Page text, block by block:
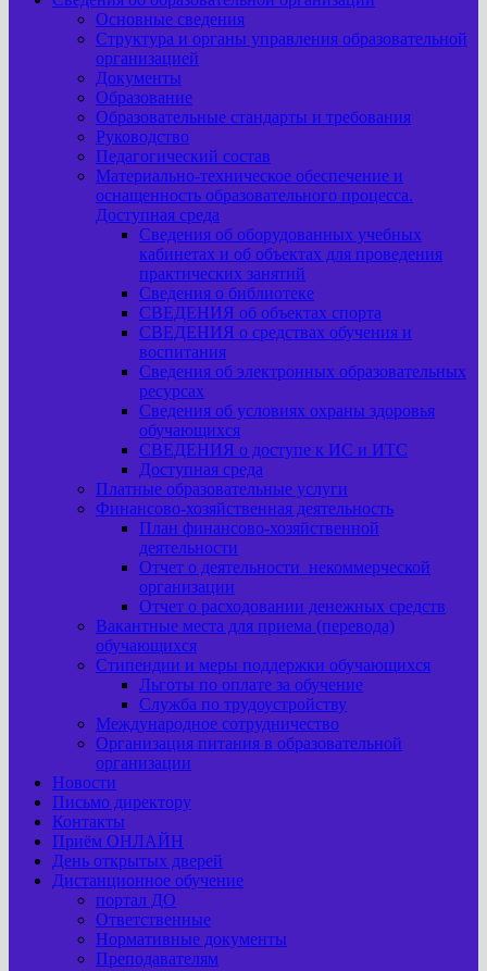
Основные сведения
Структура и органы управления образовательной
организацией
Документы
Образование
Образовательные стандарты и требования
Руководство
Педагогический состав
Материально-техническое обеспечение и
оснащенность образовательного процесса.
Доступная среда
Сведения об оборудованных учебных
кабинетах и об объектах для проведения
практических занятий
Сведения о библиотеке
СВЕДЕНИЯ об объектах спорта
СВЕДЕНИЯ о средствах обучения и
воспитания
Сведения об электронных образовательных
ресурсах
Сведения об условиях охраны здоровья
обучающихся
СВЕДЕНИЯ о доступе к ИС и ИТС
Доступная среда
Платные образовательные услуги
Финансово-хозяйственная деятельность
План финансово-хозяйственной
деятельности
Отчет о деятельности некоммерческой
организации
Отчет о расходовании денежных средств
Вакантные места для приема (перевода)
обучающихся
Стипендии и меры поддержки обучающихся
Льготы по оплате за обучение
Служба по трудоустройству
Международное сотрудничество
Организация питания в образовательной
организации
Новости
Письмо директору
Контакты
Приём ОНЛАЙН
День открытых дверей
Дистанционное обучение
портал ДО
Ответственные
Нормативные документы
Преподавателям